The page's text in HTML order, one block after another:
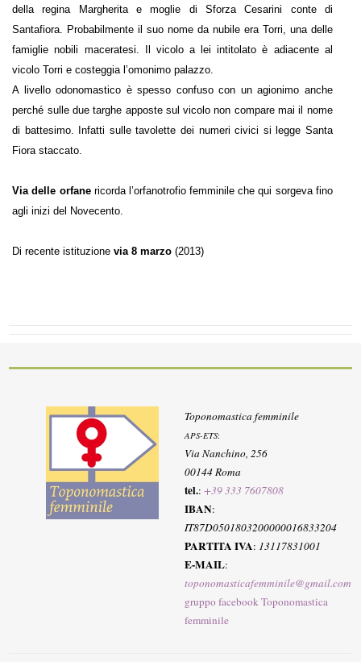
della regina Margherita e moglie di Sforza Cesarini conte di
Santafiora. Probabilmente il suo nome da nubile era Torri, una delle
famiglie nobili maceratesi. Il vicolo a lei intitolato è adiacente al
vicolo Torri e costeggia l’omonimo palazzo.
A livello odonomastico è spesso confuso con un agionimo anche
perché sulle due targhe apposte sul vicolo non compare mai il nome
di battesimo. Infatti sulle tavolette dei numeri civici si legge Santa
Fiora staccato.
Via delle orfanericorda l’orfanotrofio femminile che qui sorgeva fino
agli inizi del Novecento.
Di recente istituzionevia 8 marzo (2013)
Toponomastica femminile
APS-ETS:
Via Nanchino, 256
00144 Roma
tel.:+39 333 7607808
IBAN:
IT87D0501803200000016833204
PARTITA IVA: 13117831001
E-MAIL:
toponomasticafemminile@gmail.com
gruppo facebook Toponomastica
femminile